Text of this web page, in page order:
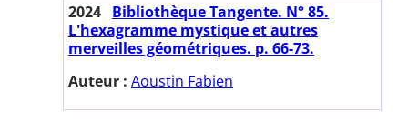
2024 Bibliothèque Tangente. N° 85.
L'hexagramme mystique et autres
merveilles géométriques. p. 66-73.
Auteur : Aoustin Fabien